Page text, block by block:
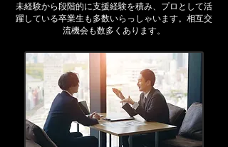
未経験から段階的に支援経験を積み、プロとして活
躍している卒業生も多数いらっしゃいます。相互交
流機会も数多くあります。